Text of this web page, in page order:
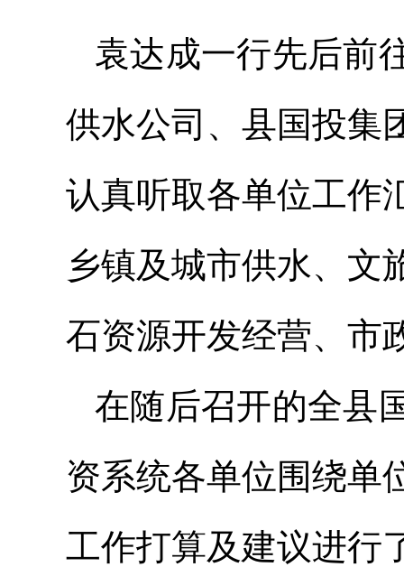
袁达成一行先后前
供水公司、县国投集
认真听取各单位工作
乡镇及城市供水、文
石资源开发经营、市
在随后召开的全县
资系统各单位围绕单
工作打算及建议进行